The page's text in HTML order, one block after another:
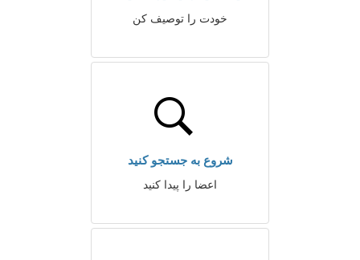
خودت را توصیف کن
شروع به جستجو کنید
اعضا را پیدا کنید